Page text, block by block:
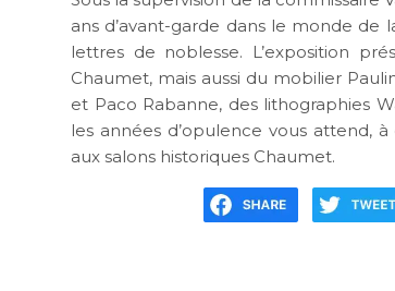
ans d’avant-garde dans le monde
lettres de noblesse. L’exposition
Chaumet, mais aussi du mobilier
et Paco Rabanne, des lithographies
les années d’opulence vous attend,
aux salons historiques Chaumet.